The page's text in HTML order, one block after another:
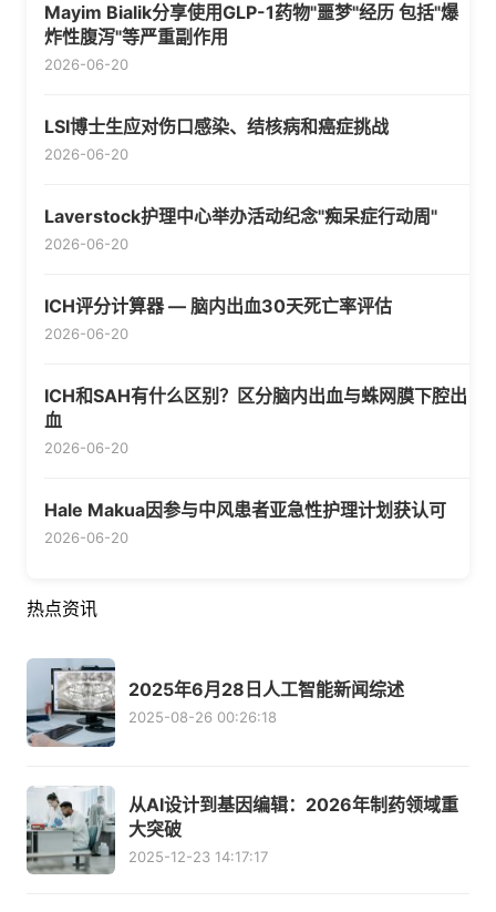
Mayim Bialik分享使用GLP-1药物"噩梦"经历 包括"爆
炸性腹泻"等严重副作用
2026-06-20
LSI博士生应对伤口感染、结核病和癌症挑战
2026-06-20
Laverstock护理中心举办活动纪念"痴呆症行动周"
2026-06-20
ICH评分计算器 — 脑内出血30天死亡率评估
2026-06-20
ICH和SAH有什么区别？区分脑内出血与蛛网膜下腔出
血
2026-06-20
Hale Makua因参与中风患者亚急性护理计划获认可
2026-06-20
热点资讯
2025年6月28日人工智能新闻综述
2025-08-26 00:26:18
从AI设计到基因编辑：2026年制药领域重
大突破
2025-12-23 14:17:17